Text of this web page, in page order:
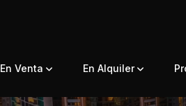
En Venta En Alquiler